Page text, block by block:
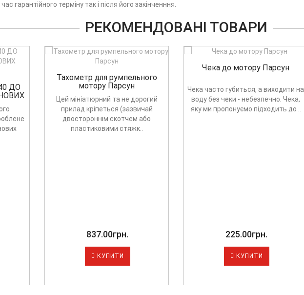
гарантійного терміну так і після його закінченння.
РЕКОМЕНДОВАНІ ТОВАРИ
ДО
Тахометр для румпельного
мотору Парсун
Цей мініатюрний та не дорогий
прилад кріпеться (зазвичай
двостороннім скотчем або
пластиковими стяжк..
837.00грн.
КУПИТИ
Чека до мотору Парсун
Чека часто губиться, а виходити на
воду без чеки - небезпечно. Чека,
яку ми пропонуємо підходить до ..
225.00грн.
КУПИТИ